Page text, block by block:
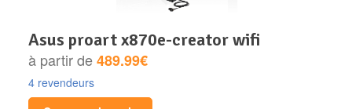
asus proart x870e-creator wifi
à partir de489.99€
4 revendeurs